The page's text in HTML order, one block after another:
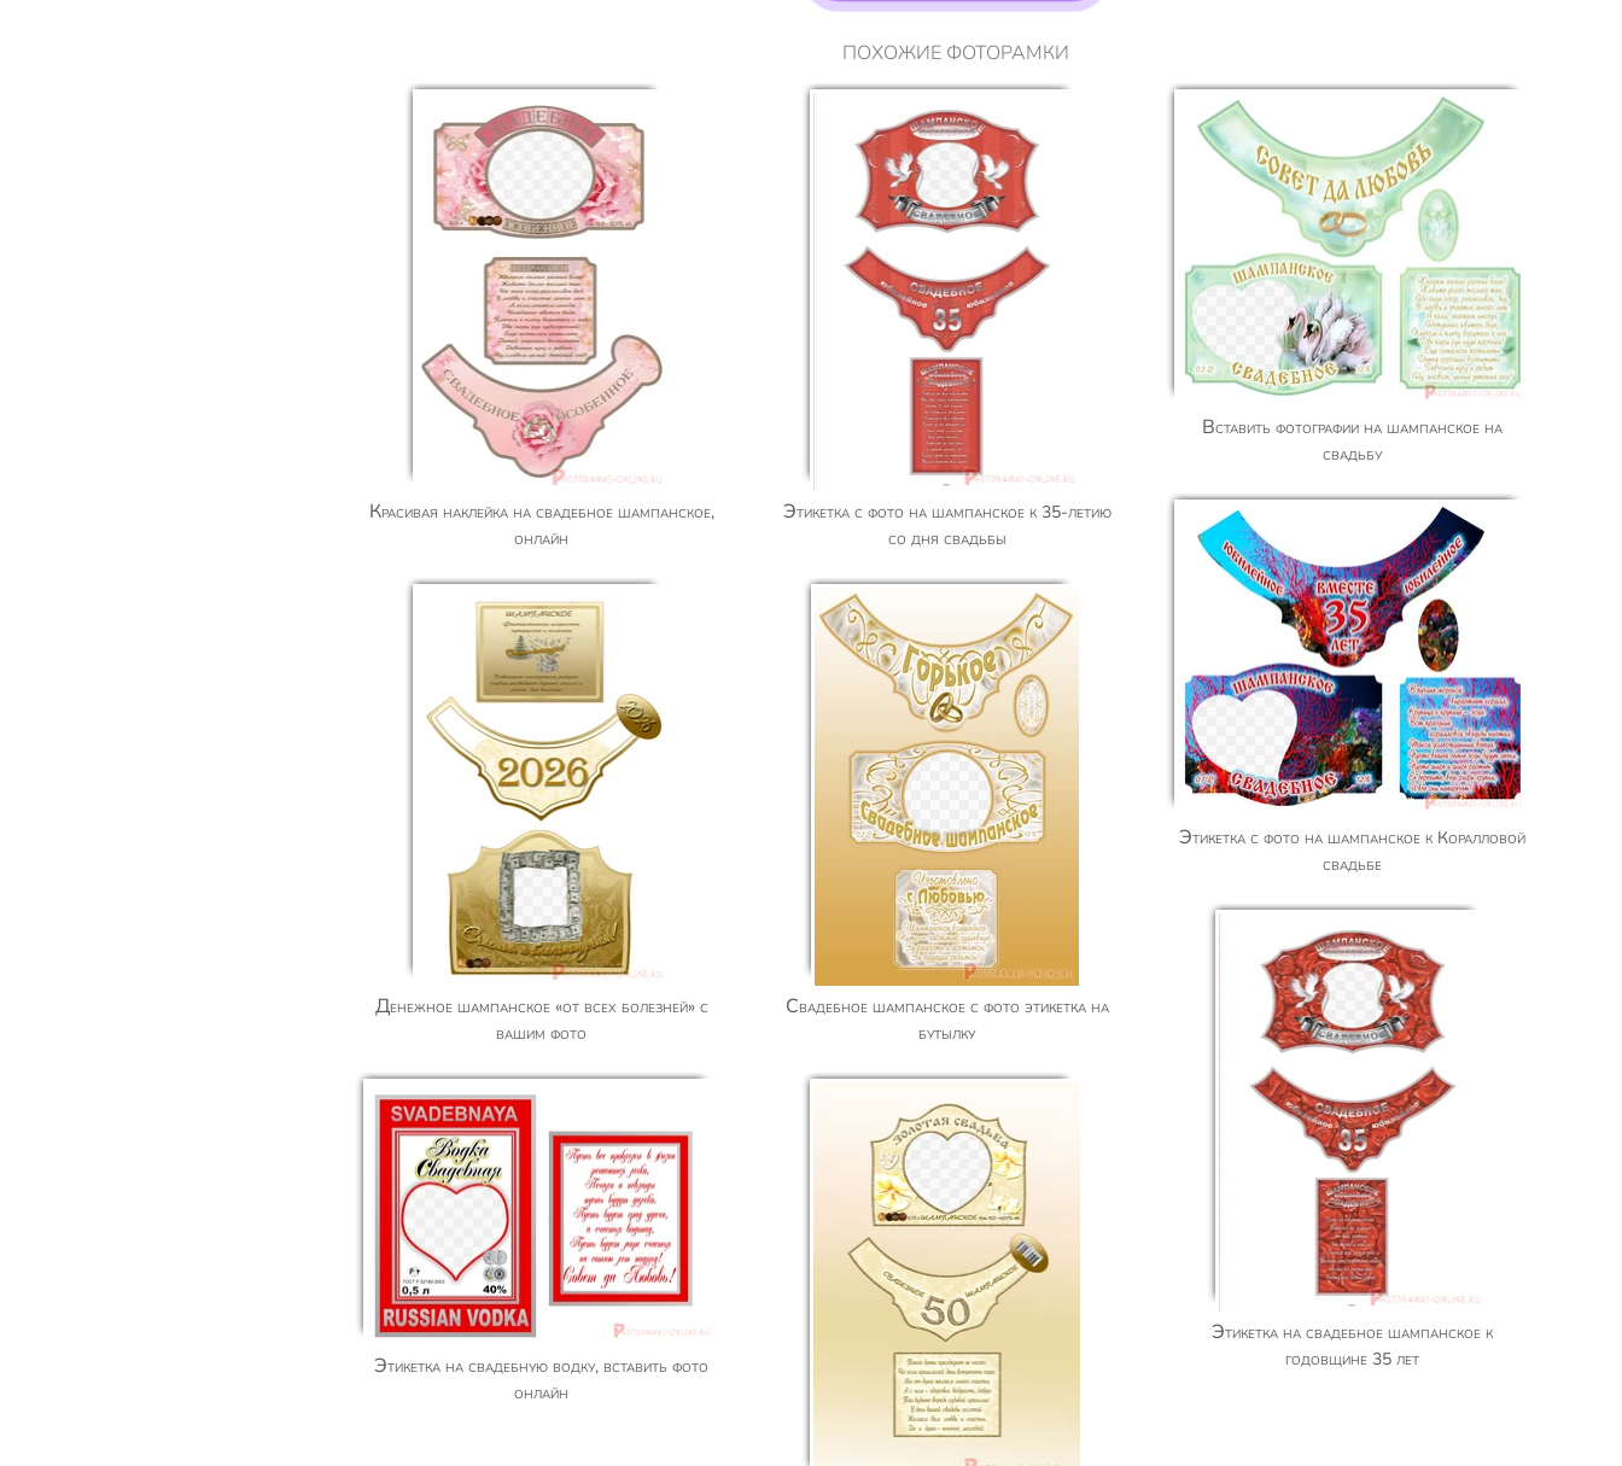
ПОХОЖИЕ ФОТОРАМКИ
Красивая наклейка на свадебное шампанское,
онлайн
Этикетка с фото на шампанское к 35-летию
со дня свадьбы
Вставить фотографии на шампанское на
свадьбу
Этикетка с фото на шампанское к Коралловой
свадьбе
Денежное шампанское «от всех болезней» с
вашим фото
Свадебное шампанское с фото этикетка на
бутылку
Этикетка на свадебное шампанское к
годовщине 35 лет
Этикетка на свадебную водку, вставить фото
онлайн